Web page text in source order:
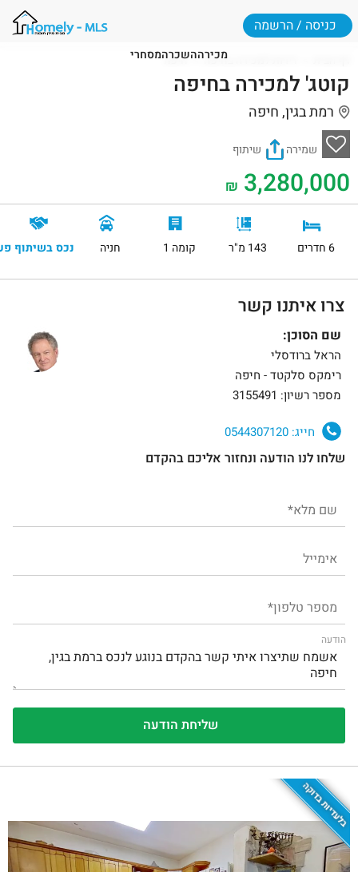
מכירההשכרהמסחרי
כניסה / הרשמה
דירות למכירה בחיפה חיפה
קוטג' למכירה בחיפה
רמת בגין, חיפה
שמירה שיתוף
3,280,000
₪
6 חדרים 143 מ"ר קומה 1 חניה נכס בשיתוף
צרו איתנו קשר
שם הסוכן:
הראל ברודסלי
רימקס סלקטד - חיפה
מספר רשיון: 3155491
חייג:
שלחו לנו הודעה ונחזור אליכם בהקדם
הודעה
בלעדיות בדוקה